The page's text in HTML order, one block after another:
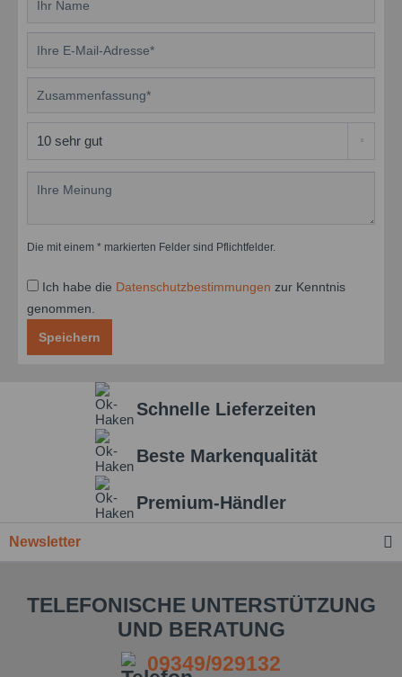
Die mit einem * markierten Felder sind Pflichtfelder.
Ich habe die Datenschutzbestimmungen zur Kenntnis
genommen.
Speichern
Schnelle Lieferzeiten
Beste Markenqualität
Premium-Händler
Newsletter
TELEFONISCHE UNTERSTÜTZUNG
UND BERATUNG
09349/929132